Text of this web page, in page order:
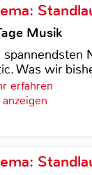
Musik
spannendsten
Was wir
erfahren